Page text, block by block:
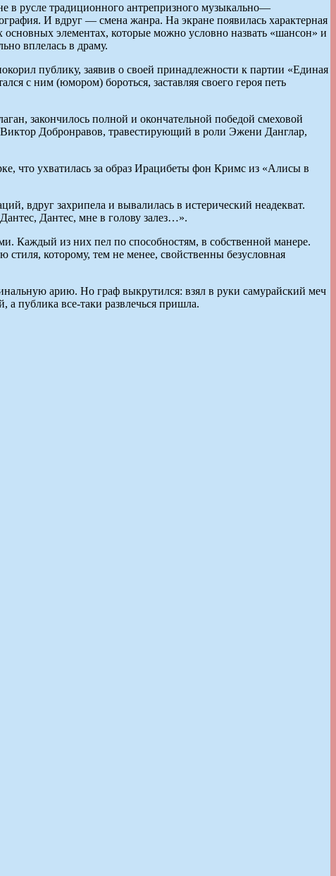
в русле традиционного антрепризного музыкально—
И вдруг — смена жанра. На экране появилась характерная
элементах, которые можно условно назвать «шансон» и
вплелась в драму.
публику, заявив о своей принадлежности к партии «Единая
с ним (юмором) бороться, заставляя своего героя петь
закончилось полной и окончательной победой смеховой
Виктор Добронравов, травестирующий в роли Эжени Данглар,
что ухватилась за образ Ирацибеты фон Кримс из «Алисы в
вдруг захрипела и вывалилась в истерический неадекват.
Дантес, мне в голову залез…».
Каждый из них пел по способностям, в собственной манере.
стиля, которому, тем не менее, свойственны безусловная
арию. Но граф выкрутился: взял в руки самурайский меч
публика все-таки развлечься пришла.